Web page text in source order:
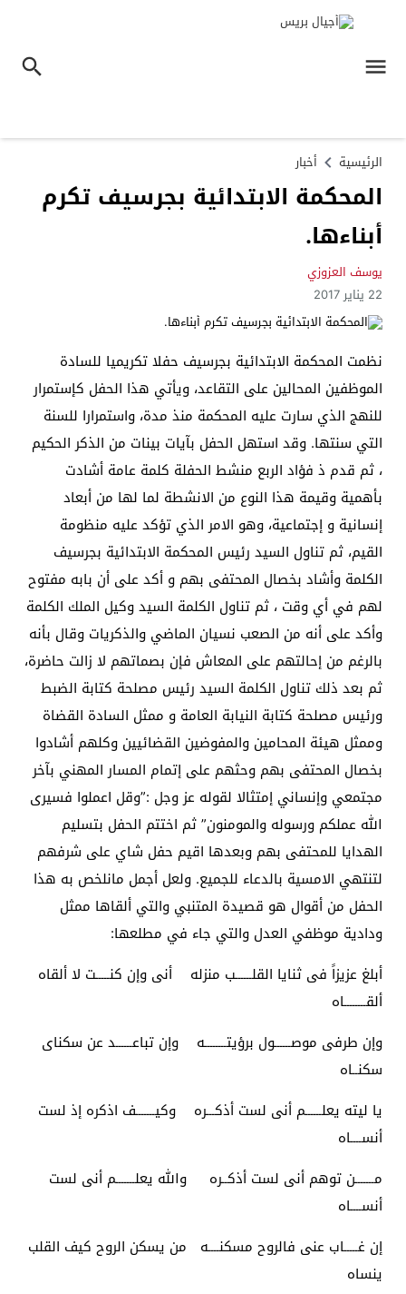
الرئيسية أخبار
المحكمة الابتدائية بجرسيف تكرم
أبناءها.
يوسف العزوزي
22 يناير 2017
نظمت المحكمة الابتدائية بجرسيف حفلا تكريميا للسادة
الموظفين المحالين على التقاعد، ويأتي هذا الحفل كإستمرار
للنهج الذي سارت عليه المحكمة منذ مدة، واستمرارا للسنة
التي سنتها. وقد استهل الحفل بآيات بينات من الذكر الحكيم
، ثم قدم ذ فؤاد الربع منشط الحفلة كلمة عامة أشادت
بأهمية وقيمة هذا النوع من الانشطة لما لها من أبعاد
إنسانية و إجتماعية، وهو الامر الذي تؤكد عليه منظومة
القيم، ثم تناول السيد رئيس المحكمة الابتدائية بجرسيف
الكلمة وأشاد بخصال المحتفى بهم و أكد على أن بابه مفتوح
لهم في أي وقت ، ثم تناول الكلمة السيد وكيل الملك الكلمة
وأكد على أنه من الصعب نسيان الماضي والذكريات وقال بأنه
بالرغم من إحالتهم على المعاش فإن بصماتهم لا زالت حاضرة،
ثم بعد ذلك تناول الكلمة السيد رئيس مصلحة كتابة الضبط
ورئيس مصلحة كتابة النيابة العامة و ممثل السادة القضاة
وممثل هيئة المحامين والمفوضين القضائيين وكلهم أشادوا
بخصال المحتفى بهم وحثهم على إتمام المسار المهني بآخر
مجتمعي وإنساني إمتثالا لقوله عز وجل :”وقل اعملوا فسيرى
الله عملكم ورسوله والمومنون” ثم اختتم الحفل بتسليم
الهدايا للمحتفى بهم وبعدها اقيم حفل شاي على شرفهم
لتنتهي الامسية بالدعاء للجميع. ولعل أجمل مانلخص به هذا
الحفل من أقوال هو قصيدة المتنبي والتي ألقاها ممثل
ودادية موظفي العدل والتي جاء في مطلعها:
أبلغ عزيزاً فى ثنايا القلــــــب منزله أنى وإن كنـــــت لا ألقاه
ألقــــــــاه
وإن طرفى موصــــــول برؤيتــــــــه وإن تباعــــــد عن سكناى
سكنــاه
يا ليته يعلــــــم أنى لست أذكـــره وكيـــــــف اذكره إذ لست
أنســــاه
مـــــــن توهم أنى لست أذكــره والله يعلـــــــم أنى لست
أنســــاه
إن غـــــاب عنى فالروح مسكنــــه من يسكن الروح كيف القلب
ينساه